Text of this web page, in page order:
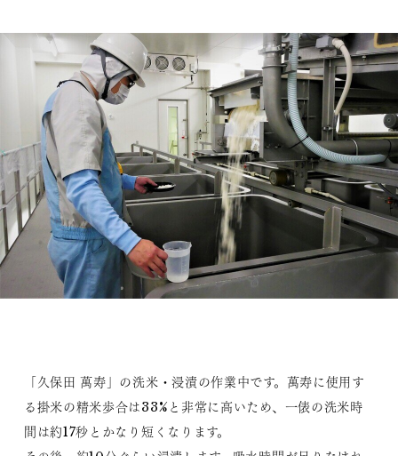
「久保田 萬寿」の洗米・浸漬の作業中です。萬寿に使用す
る掛米の精米歩合は33%と非常に高いため、一俵の洗米時
間は約17秒とかなり短くなります。